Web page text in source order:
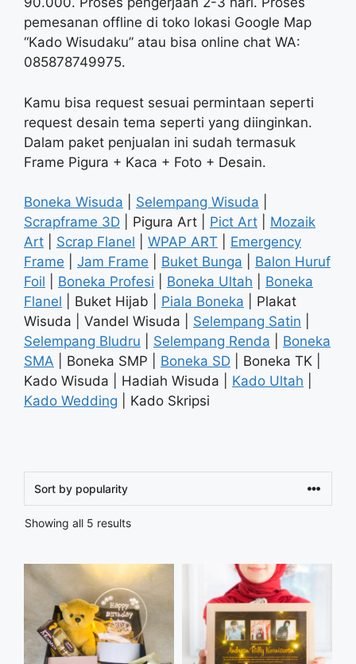
pemesanan offline di toko lokasi Google Map
“Kado Wisudaku” atau bisa online chat WA:
085878749975.
Kamu bisa request sesuai permintaan seperti
request desain tema seperti yang diinginkan.
Dalam paket penjualan ini sudah termasuk
Frame Pigura + Kaca + Foto + Desain.
Boneka Wisuda Selempang Wisuda
Scrapframe 3D | Pigura Art | Pict Art
Mozaik
Art
Scrap Flanel WPAP ART
Emergency
Frame
Jam Frame Buket Bunga
Balon Huruf
Foil
Boneka Profesi Boneka Ultah
Boneka
Flanel | Buket Hijab | Piala Boneka | Plakat
Wisuda | Vandel Wisuda | Selempang Satin
Selempang Bludru
Selempang Renda
Boneka
SMA | Boneka SMP | Boneka SD | Boneka TK |
Kado Wisuda | Hadiah Wisuda | Kado Ultah
Kado Wedding | Kado Skripsi
Showing all 5 resultsSorted